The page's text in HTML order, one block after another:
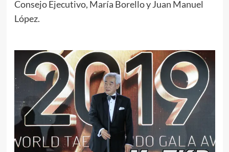
Consejo Ejecutivo, María Borello y Juan Manuel
López.